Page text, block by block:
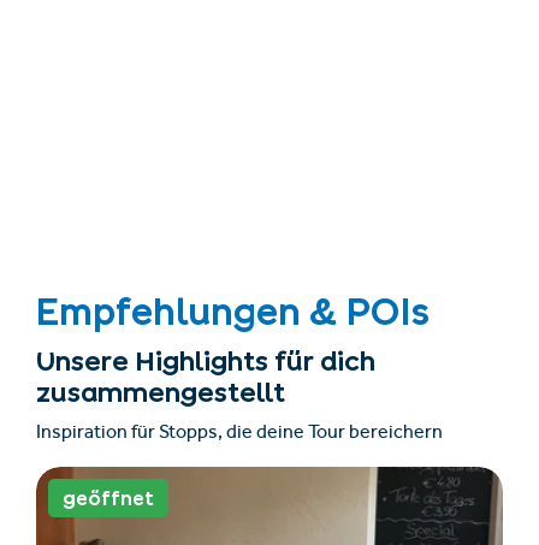
Empfehlungen & POIs
Unsere Highlights für dich
zusammengestellt
Inspiration für Stopps, die deine Tour bereichern
geöffnet